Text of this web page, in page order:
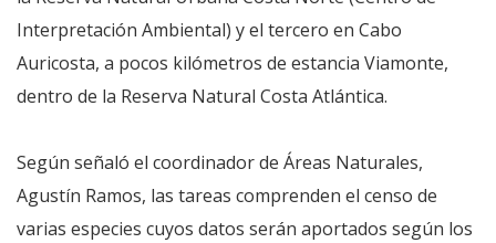
Interpretación Ambiental) y el tercero en Cabo
Auricosta, a pocos kilómetros de estancia Viamonte,
dentro de la Reserva Natural Costa Atlántica.
Según señaló el coordinador de Áreas Naturales,
Agustín Ramos, las tareas comprenden el censo de
varias especies cuyos datos serán aportados según los